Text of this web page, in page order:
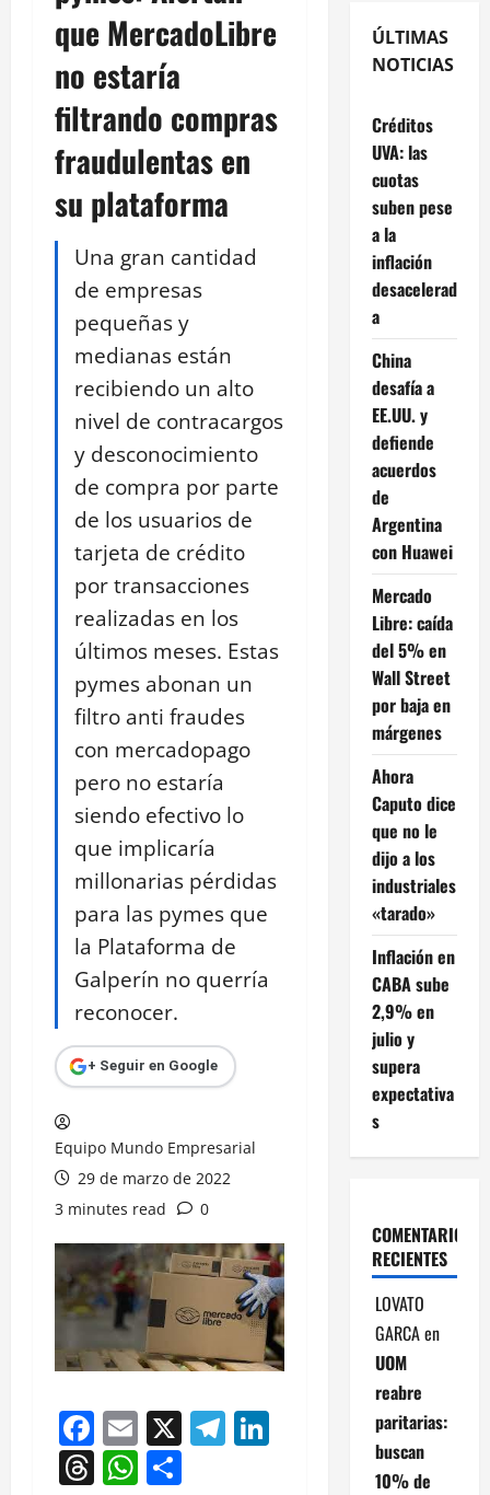
que MercadoLibre
no estaría
filtrando compras
fraudulentas en
su plataforma
Una gran cantidad
de empresas
pequeñas y
medianas están
recibiendo un alto
nivel de contracargos
y desconocimiento
de compra por parte
de los usuarios de
tarjeta de crédito
por transacciones
realizadas en los
últimos meses. Estas
pymes abonan un
filtro anti fraudes
con mercadopago
pero no estaría
siendo efectivo lo
que implicaría
millonarias pérdidas
para las pymes que
la Plataforma de
Galperín no querría
reconocer.
+ Seguir en Google
Equipo Mundo Empresarial
29 de marzo de 2022
3 minutes read
0
Facebook
Email
X Telegram
LinkedIn
Threads
WhatsApp
ÚLTIMAS
NOTICIAS
Créditos
UVA: las
cuotas
suben pese
a la
inflación
desacelerad
a
China
desafía a
EE.UU. y
defiende
acuerdos
de
Argentina
con Huawei
Mercado
Libre: caída
del 5% en
Wall Street
por baja en
márgenes
Ahora
Caputo dice
que no le
dijo a los
industriales
«tarado»
Inflación en
CABA sube
2,9% en
julio y
supera
expectativa
s
COMENTARIOS
RECIENTES
LOVATO
GARCAen
UOM
reabre
paritarias:
buscan
10% de